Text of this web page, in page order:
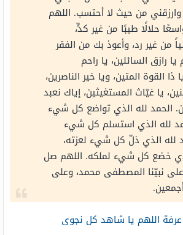
من حيث لا أحتسب. اللهم
حلالًا طيبًا من غير كدٍّ،
من غير رد، وأعوذ بك من الفقر
يا رازق السائلين، يا راحم
ذا القوة المتين، ويا خير الناصرين،
يا غيّاث المستغيثين، إياك نعبد
الحمد لله الذي تواضع كل شيء
لله الذي استسلم كل شيء
لله الذي ذلّ كل شيء لعزته،
خضع كل شيء لملكه. اللهم صل
نبيّنا المصطفى محمد، وعلى
عرفة اللهم يا شاهد كل نجوى